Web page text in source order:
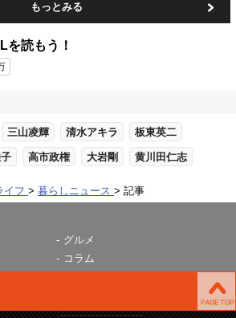
もっとみる
を読もう！
三山凌輝 清水アキラ 板東英二
高市政権 大岩剛 黄川田仁志
イフ 暮らしニュース 記事
グルメ
コラム